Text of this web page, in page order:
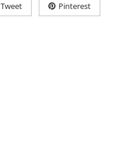
Tweet Pinterest